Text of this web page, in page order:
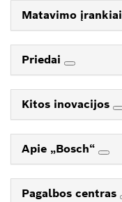
Matavimo įrankiai
Priedai
Kitos inovacijos
Apie „Bosch“
Pagalbos centras